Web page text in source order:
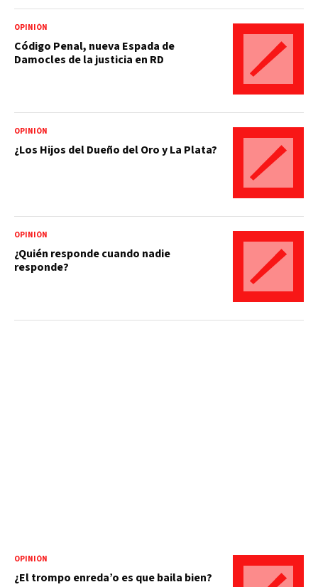
OPINIÓN
Código Penal, nueva Espada de
Damocles de la justicia en RD
OPINIÓN
¿Los Hijos del Dueño del Oro y La Plata?
OPINIÓN
¿Quién responde cuando nadie
responde?
OPINIÓN
¿El trompo enreda’o es que baila bien?